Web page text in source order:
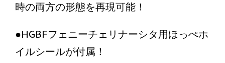
時の両方の形態を再現可能！
●HGBFフェニーチェリナーシタ用ほっぺホ
イルシールが付属！